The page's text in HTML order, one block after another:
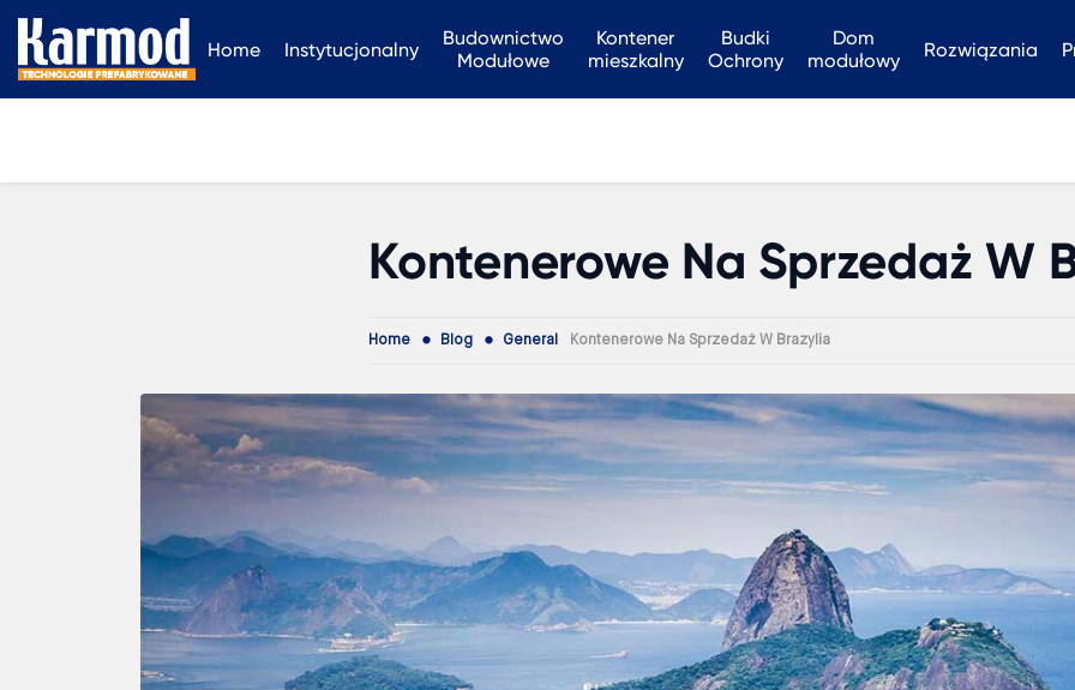
Home Instytucjonalny
Budownictwo
Modułowe
Kontener
mieszkalny
Budki
Ochrony
Dom
modułowy
Rozwiązania
Kontenerowe Na Sprzedaż W
Home Blog General Kontenerowe Na Sprzedaż W Brazylia